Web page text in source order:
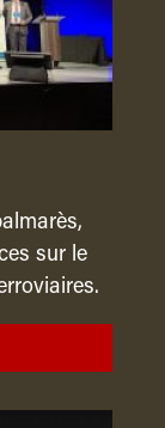
sur le